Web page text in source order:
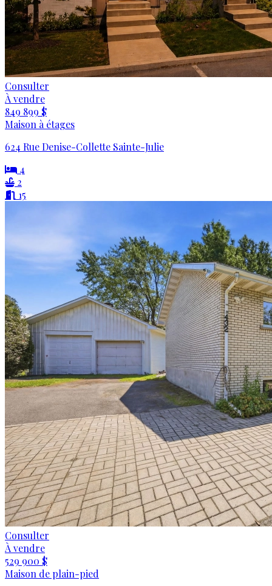
Consulter
À vendre
849 899 $
Maison à étages
624 Rue Denise-Collette Sainte-Julie
4
2
15
Consulter
À vendre
529 900 $
Maison de plain-pied